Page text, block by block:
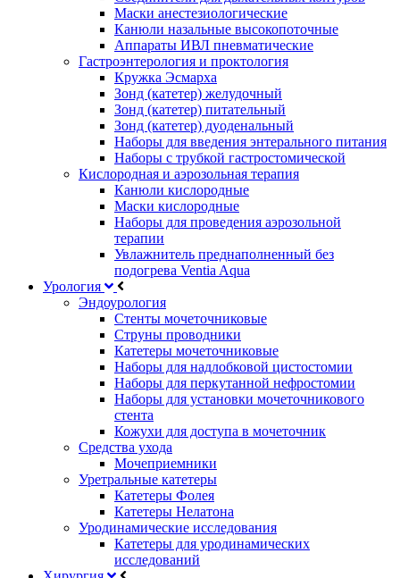
Маски анестезиологические
Канюли назальные высокопоточные
Аппараты ИВЛ пневматические
Гастроэнтерология и проктология
Кружка Эсмарха
Зонд (катетер) желудочный
Зонд (катетер) питательный
Зонд (катетер) дуоденальный
Наборы для введения энтерального питания
Наборы с трубкой гастростомической
Кислородная и аэрозольная терапия
Канюли кислородные
Маски кислородные
Наборы для проведения аэрозольной
терапии
Увлажнитель преднаполненный без
подогрева Ventia Aqua
Урология
Эндоурология
Стенты мочеточниковые
Струны проводники
Катетеры мочеточниковые
Наборы для надлобковой цистостомии
Наборы для перкутанной нефростомии
Наборы для установки мочеточникового
стента
Кожухи для доступа в мочеточник
Средства ухода
Мочеприемники
Уретральные катетеры
Катетеры Фолея
Катетеры Нелатона
Уродинамические исследования
Катетеры для уродинамических
исследований